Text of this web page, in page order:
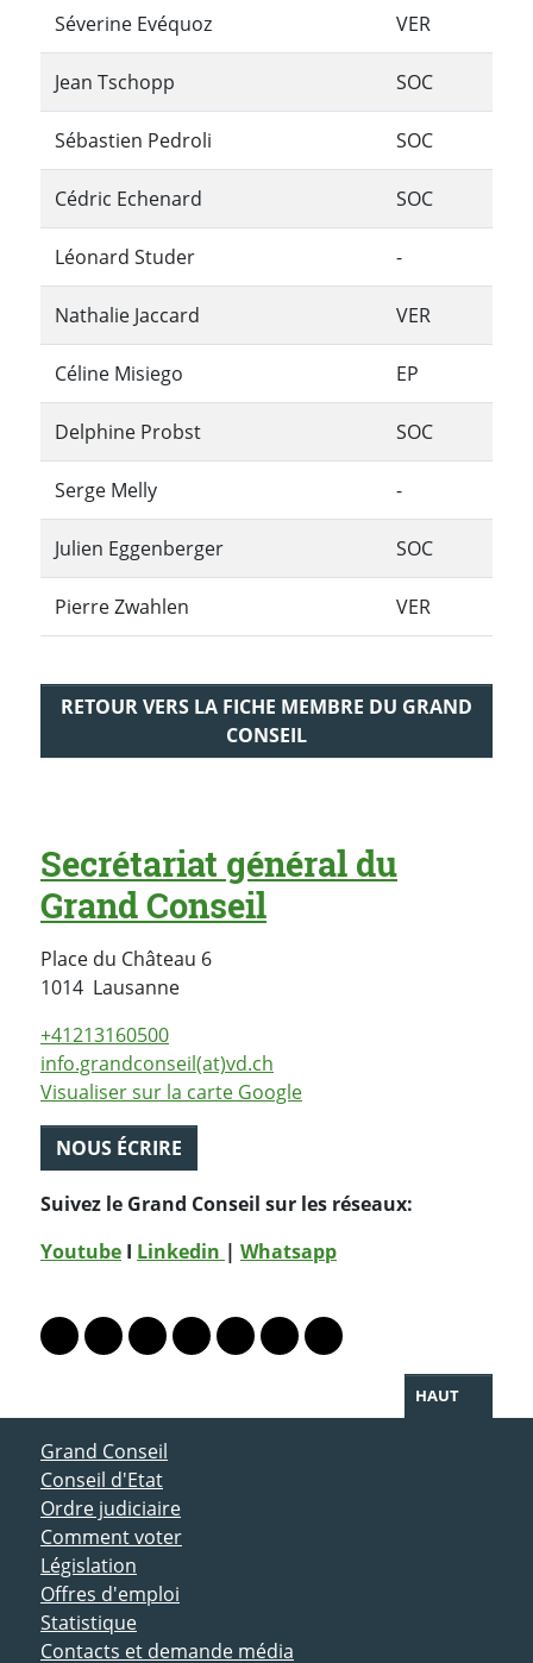
Séverine Evéquoz VER
Jean Tschopp SOC
Sébastien Pedroli SOC
Cédric Echenard SOC
Léonard Studer -
Nathalie Jaccard VER
Céline Misiego EP
Delphine Probst SOC
Serge Melly -
Julien Eggenberger SOC
Pierre Zwahlen VER
RETOUR VERS LA FICHE MEMBRE DU GRAND
CONSEIL
Secrétariat général du
Grand Conseil
Place du Château 6
1014 LausanneSuisse
+41213160500
info.grandconseil(at)vd.ch
Visualiser sur la carte Google
NOUS ÉCRIRE
Suivez le Grand Conseil sur les réseaux:
Youtube I Linkedin | Whatsapp
Lien vers le profil Mastodon
Lien vers le profil Bluesky
Lien vers le profil Instagram
Lien vers le profil Linkedin
Lien vers le profil Facebook
Lien vers le profil Twitter
Partager par WhatsApp
HAUT
ACCÈS DIRECT
Grand Conseil
Conseil d'Etat
Ordre judiciaire
Comment voter
Législation
Offres d'emploi
Statistique
Contacts et demande média